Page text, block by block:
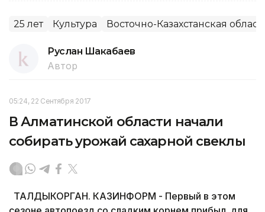
25 лет Культура Восточно-Казахстанская
Руслан Шакабаев
Автор
05:24, 22 Сентября 2017
В Алматинской области начали
собирать урожай сахарной свеклы
ТАЛДЫКОРГАН. КАЗИНФОРМ - Первый в этом